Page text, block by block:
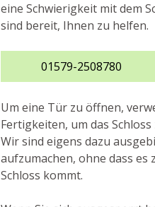
eine Schwierigkeit mit dem
sind bereit, Ihnen zu helfen.
01579-2508780
Um eine Tür zu öffnen,
Fertigkeiten, um das
Wir sind eigens dazu
aufzumachen, ohne dass es
Schloss kommt.